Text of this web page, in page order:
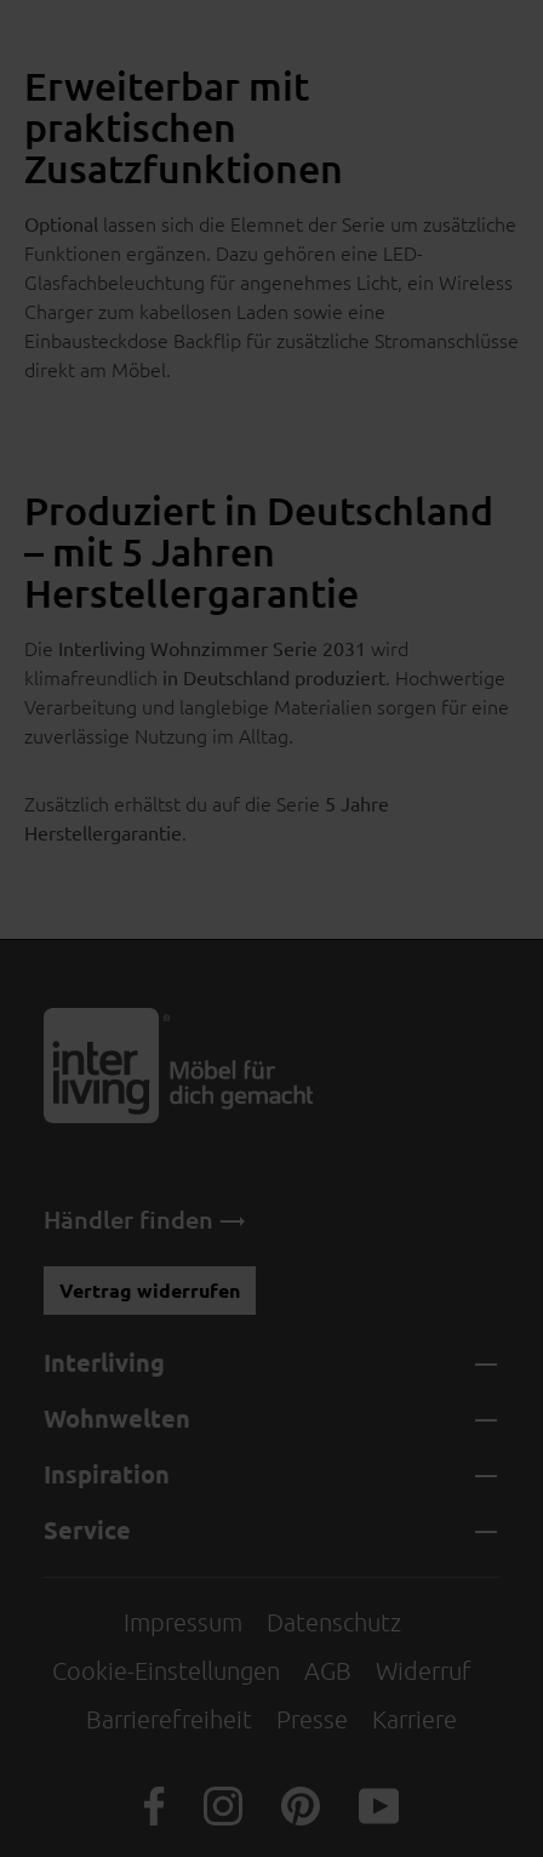
Erweiterbar mit
praktischen
Zusatzfunktionen
Optional lassen sich die Elemnet der Serie um zusätzliche
Funktionen ergänzen. Dazu gehören eine LED-
Glasfachbeleuchtung für angenehmes Licht, ein Wireless
Charger zum kabellosen Laden sowie eine
Einbausteckdose Backflip für zusätzliche Stromanschlüsse
direkt am Möbel.
Produziert in Deutschland
– mit 5 Jahren
Herstellergarantie
Die Interliving Wohnzimmer Serie 2031 wird
klimafreundlich in Deutschland produziert. Hochwertige
Verarbeitung und langlebige Materialien sorgen für eine
zuverlässige Nutzung im Alltag.
Zusätzlich erhältst du auf die Serie 5 Jahre
Herstellergarantie.
Händler finden
Vertrag widerrufen
Interliving
Wohnwelten
Inspiration
Service
Impressum
Datenschutz
Cookie-Einstellungen
AGB
Widerruf
Barrierefreiheit
Presse Karriere